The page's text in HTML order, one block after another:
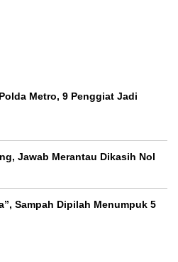
Metro, 9 Penggiat Jadi
Jawab Merantau Dikasih Nol
Sampah Dipilah Menumpuk 5